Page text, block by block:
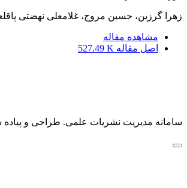
زهرا گرزین، حسین مروج، غلامعلی نهضتی
مشاهده مقاله
اصل مقاله 527.49 K
سامانه مدیریت نشریات علمی. طراحی و پیاده